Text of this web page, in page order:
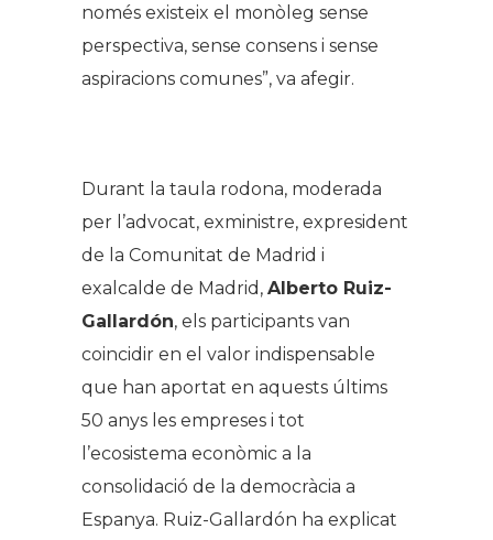
només existeix el monòleg sense
perspectiva, sense consens i sense
aspiracions comunes”, va afegir.
Durant la taula rodona, moderada
per l’advocat, exministre, expresident
de la Comunitat de Madrid i
exalcalde de Madrid, Alberto Ruiz-
Gallardón, els participants van
coincidir en el valor indispensable
que han aportat en aquests últims
50 anys les empreses i tot
l’ecosistema econòmic a la
consolidació de la democràcia a
Espanya. Ruiz-Gallardón ha explicat